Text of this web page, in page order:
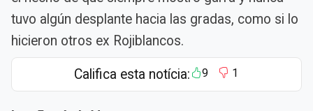
tuvo algún desplante hacia las gradas, como si lo
hicieron otros ex Rojiblancos.
Califica esta notícia: 9 1